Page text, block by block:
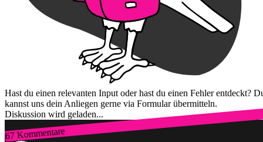
Hast du einen relevanten Input oder hast du einen Fehler entdeckt?
kannst uns dein Anliegen gerne via Formular übermitteln.
Diskussion wird geladen...
67 Kommentare
Zum Login